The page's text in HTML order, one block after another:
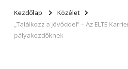
Kezdőlap
Közélet
„Találkozz a jövőddel” – Az ELTE
pályakezdőknek